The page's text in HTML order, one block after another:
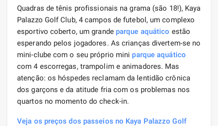
Quadras de tênis profissionais na grama (são 18!), Kaya
Palazzo Golf Club, 4 campos de futebol, um complexo
esportivo coberto, um grande parque aquático estão
esperando pelos jogadores. As crianças divertem-se no
mini-clube com o seu próprio mini parque aquático
com 4 escorregas, trampolim e animadores. Mas
atenção: os hóspedes reclamam da lentidão crônica
dos garçons e da atitude fria com os problemas nos
quartos no momento do check-in.
Veja os preços dos passeios no Kaya Palazzo Golf